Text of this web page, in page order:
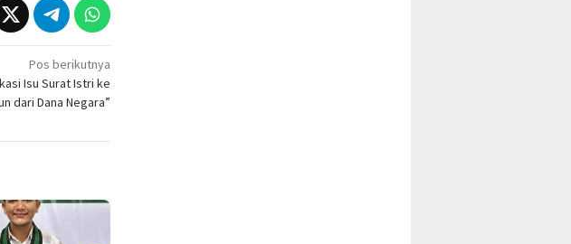
Pos berikutnya
Isu Surat Istri ke
dari Dana Negara”